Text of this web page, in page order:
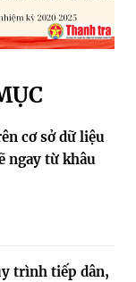
cơ sở dữ liệu
ngay từ khâu
trình tiếp dân,